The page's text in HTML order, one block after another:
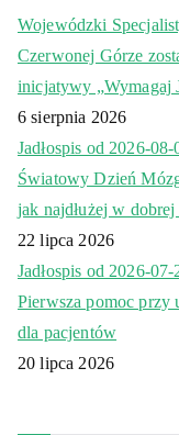
Wojewódzki
Czerwonej Górze
inicjatywy „Wymagaj
6 sierpnia 2026
Jadłospis od 2026-
Światowy Dzień
jak najdłużej w
22 lipca 2026
Jadłospis od 2026-
Pierwsza pomoc przy
dla pacjentów
20 lipca 2026